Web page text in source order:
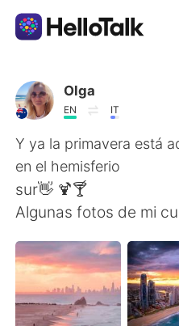
語言交換應用
AI Grammar Checker
繁體中文
English 简体
Español
Olga
EN IT
Y ya la primavera está
en el hemisferio
sur👋 🍹🍸
Algunas fotos de mi